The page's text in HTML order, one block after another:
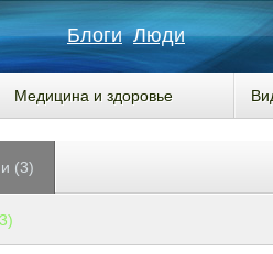
Блоги Люди
Медицина и здоровье
(3)